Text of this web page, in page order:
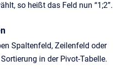
so heißt das Feld nun “1;2”.
Spaltenfeld, Zeilenfeld oder
in der Pivot-Tabelle.